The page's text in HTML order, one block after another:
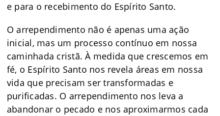
e para o recebimento do Espírito Santo.
O arrependimento não é apenas uma ação
inicial, mas um processo contínuo em nossa
caminhada cristã. À medida que crescemos em
fé, o Espírito Santo nos revela áreas em nossa
vida que precisam ser transformadas e
purificadas. O arrependimento nos leva a
abandonar o pecado e nos aproximarmos cada